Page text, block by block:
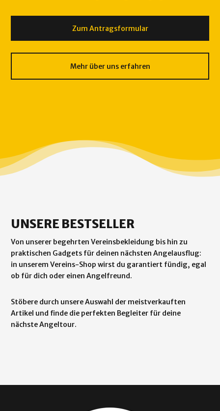
Zum Antragsformular
Mehr über uns erfahren
UNSERE BESTSELLER
Von unserer begehrten Vereinsbekleidung bis hin zu
praktischen Gadgets für deinen nächsten Angelausflug:
in unserem Vereins-Shop wirst du garantiert fündig, egal
ob für dich oder einen Angelfreund.
Stöbere durch unsere Auswahl der meistverkauften
Artikel und finde die perfekten Begleiter für deine
nächste Angeltour.